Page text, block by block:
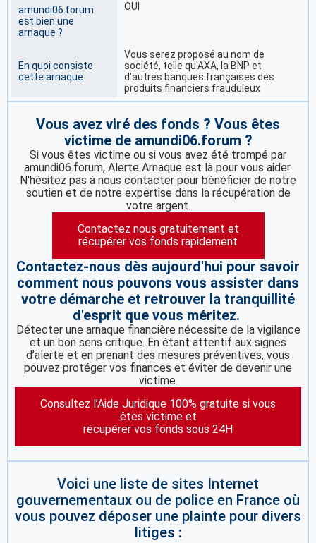
amundi06.forum
est bien une
arnaque ?
OUI
En quoi consiste
cette arnaque
Vous serez proposé au nom de
société, telle qu'AXA, la BNP et
d’autres banques françaises des
produits financiers frauduleux
Vous avez viré des fonds ? Vous êtes
victime de amundi06.forum ?
Si vous êtes victime ou si vous avez été trompé par
amundi06.forum, Alerte Arnaque est là pour vous aider.
N'hésitez pas à nous contacter pour bénéficier de notre
soutien et de notre expertise dans la récupération de
votre argent.
Contactez nous gratuitement et
récupérer vos fonds rapidement
Contactez-nous dès aujourd'hui pour savoir
comment nous pouvons vous assister dans
votre démarche et retrouver la tranquillité
d'esprit que vous méritez.
Détecter une arnaque financière nécessite de la vigilance
et un bon sens critique. En étant attentif aux signes
d’alerte et en prenant des mesures préventives, vous
pouvez protéger vos finances et éviter de devenir une
victime.
Consultez l’Aide Juridique 100% gratuite si vous
êtes victime et
récupérer vos fonds sous 24H
Voici une liste de sites Internet
gouvernementaux ou de police en France où
vous pouvez déposer une plainte pour divers
litiges :